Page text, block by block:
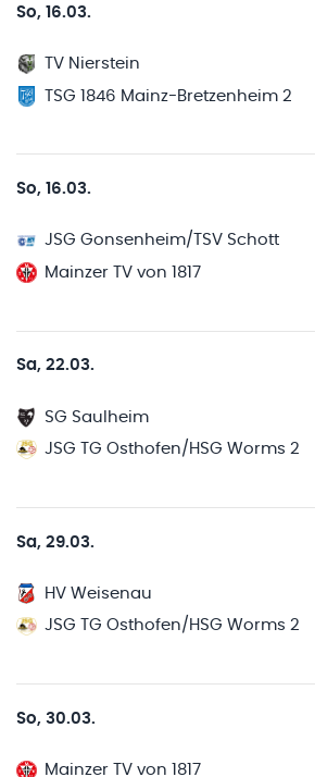
So, 16.03.
TV Nierstein
TSG 1846 Mainz-Bretzenheim 2
So, 16.03.
JSG Gonsenheim/TSV Schott
Mainzer TV von 1817
Sa, 22.03.
SG Saulheim
JSG TG Osthofen/HSG Worms 2
Sa, 29.03.
HV Weisenau
JSG TG Osthofen/HSG Worms 2
So, 30.03.
Mainzer TV von 1817